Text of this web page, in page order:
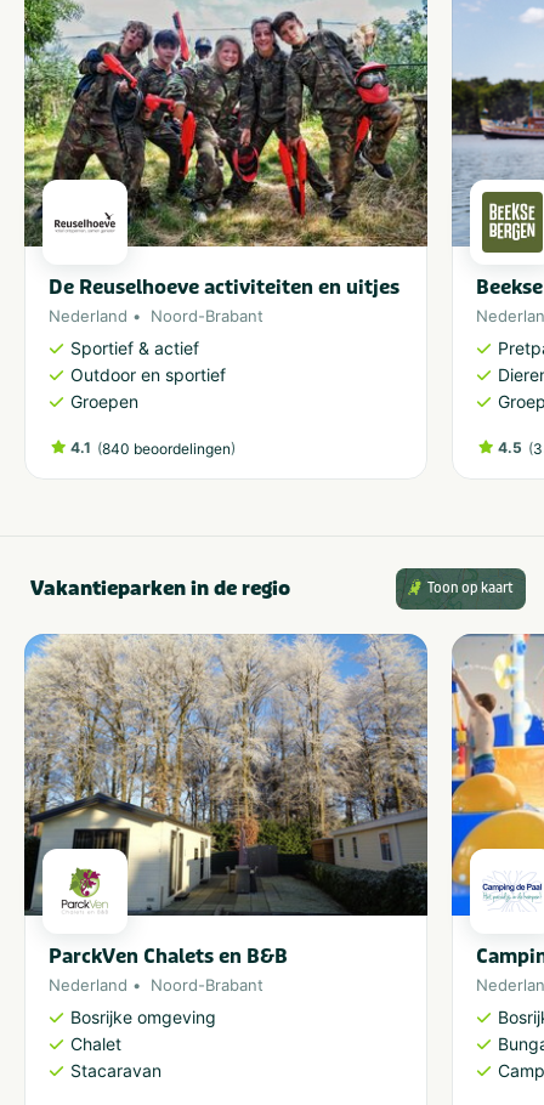
De Reuselhoeve activiteiten en uitjes
Nederland Noord-Brabant
Sportief & actief
Outdoor en sportief
Groepen
4.1 (840 beoordelingen) 4.5 (
Vakantieparken in de regio Toon op kaart
ParckVen Chalets en B&B
Nederland Noord-Brabant
Bosrijke omgeving
Chalet
Stacaravan